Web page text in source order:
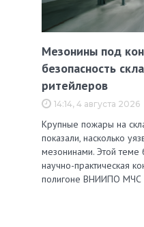
Мезонины под
безопасность
ритейлеров
14:14, 4 августа 2026
Крупные пожары на
показали, насколько
мезонинами. Этой теме
научно-практическая
полигоне ВНИИПО МЧС